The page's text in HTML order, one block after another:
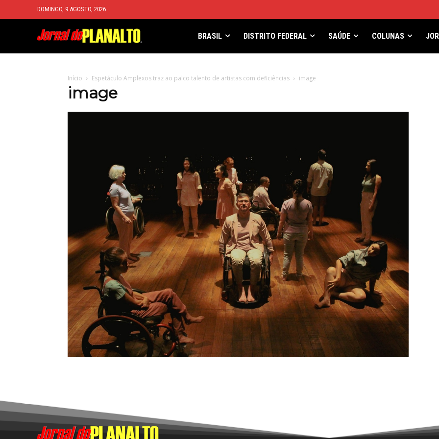
DOMINGO, 9 AGOSTO, 2026
BRASIL DISTRITO FEDERAL SAÚDE COLUNAS
Início Espetáculo Amplexos traz ao palco talento de artistas com deficiências image
image